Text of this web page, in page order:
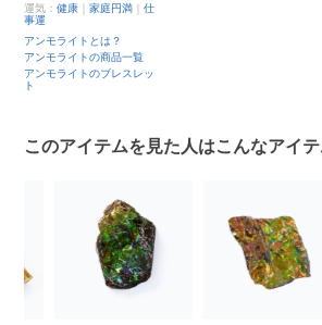
運気：健康 ｜家庭円満 ｜仕
事運
アンモライトとは？
アンモライトの商品一覧
アンモライトのブレスレッ
ト
このアイテムを見た人はこんなアイ